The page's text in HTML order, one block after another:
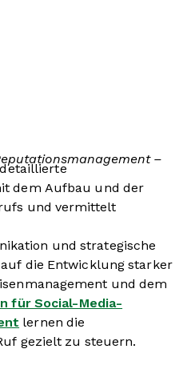
dem Aufbau und der
und vermittelt
und strategische
die Entwicklung starker
und dem
für Social-Media-
lernen die
gezielt zu steuern.